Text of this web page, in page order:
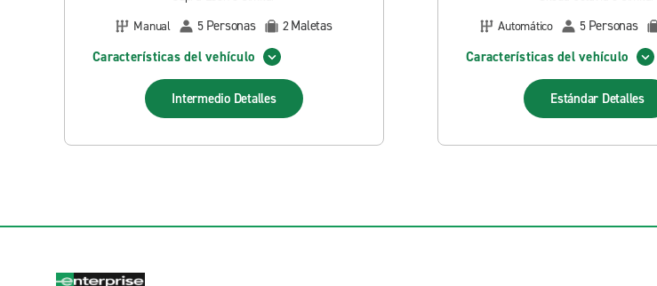
Manual
5 Personas 2Maletas
Características del vehículo
Intermedio Detalles
Automático
5 Personas
Características del vehículo
Estándar Detalles